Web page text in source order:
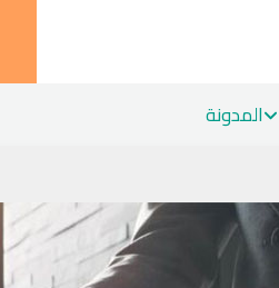
المدونة